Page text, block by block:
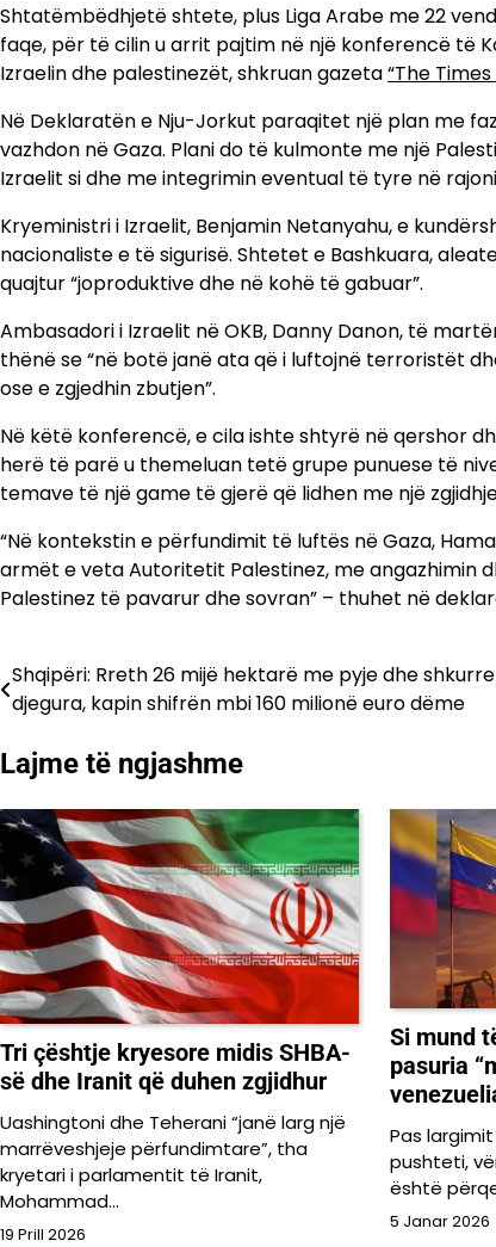
Shtatëmbëdhjetë shtete, plus Liga Arabe me 22
faqe, për të cilin u arrit pajtim në një konferencë të
Izraelin dhe palestinezët, shkruan gazeta“The
Në Deklaratën e Nju-Jorkut paraqitet një plan me
vazhdon në Gaza. Plani do të kulmonte me një
Izraelit si dhe me integrimin eventual të tyre në
Kryeministri i Izraelit, Benjamin Netanyahu, e
nacionaliste e të sigurisë. Shtetet e Bashkuara,
quajtur “joproduktive dhe në kohë të gabuar”.
Ambasadori i Izraelit në OKB, Danny Danon, të
thënë se “në botë janë ata që i luftojnë terroristët
ose e zgjedhin zbutjen”.
Në këtë konferencë, e cila ishte shtyrë në qershor
herë të parë u themeluan tetë grupe punuese të
temave të një game të gjerë që lidhen me një
“Në kontekstin e përfundimit të luftës në Gaza,
armët e veta Autoritetit Palestinez, me angazhimin
Palestinez të pavarur dhe sovran” – thuhet në
Lëvizje
te
postimet
Shqipëri: Rreth 26 mijë hektarë me pyje dhe
djegura, kapin shifrën mbi 160 milionë euro dëme
Lajme të ngjashme
Tri çështje kryesore midis SHBA-
së dhe Iranit që duhen zgjidhur
Uashingtoni dhe Teherani “janë larg një
marrëveshjeje përfundimtare”, tha
kryetari i parlamentit të Iranit,
Mohammad…
19 Prill 2026
Si mund
pasuria
Pas
pushteti,
është
5 Janar 2026